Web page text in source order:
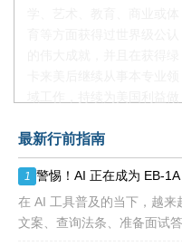
额占全球移民签证配额的
28.6%，即大约4万个移民
签证，都会用于满足"优
先"移民类别的申请。EB1A
不需要雇主支持、不用办理
最新行前指南
1
在 AI 工具普及的当下，越
文案、查询法条、准备面试